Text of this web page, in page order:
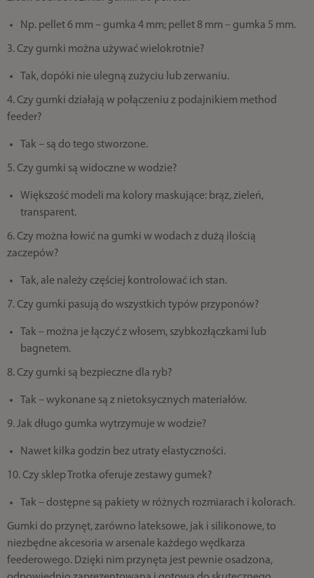
Np. pellet 6 mm – gumka 4 mm; pellet 8 mm – gumka 5 mm.
3. Czy gumki można używać wielokrotnie?
Tak, dopóki nie ulegną zużyciu lub zerwaniu.
4. Czy gumki działają w połączeniu z podajnikiem method
feeder?
Tak – są do tego stworzone.
5. Czy gumki są widoczne w wodzie?
Większość modeli ma kolory maskujące: brąz, zieleń,
transparent.
6. Czy można łowić na gumki w wodach z dużą ilością
zaczepów?
Tak, ale należy częściej kontrolować ich stan.
7. Czy gumki pasują do wszystkich typów przyponów?
Tak – można je łączyć z włosem, szybkozłączkami lub
bagnetem.
8. Czy gumki są bezpieczne dla ryb?
Tak – wykonane są z nietoksycznych materiałów.
9. Jak długo gumka wytrzymuje w wodzie?
Nawet kilka godzin bez utraty elastyczności.
10. Czy sklep Trotka oferuje zestawy gumek?
Tak – dostępne są pakiety w różnych rozmiarach i kolorach.
Gumki do przynęt, zarówno lateksowe, jak i silikonowe, to
niezbędne akcesoria w arsenale każdego wędkarza
feederowego. Dzięki nim przynęta jest pewnie osadzona,